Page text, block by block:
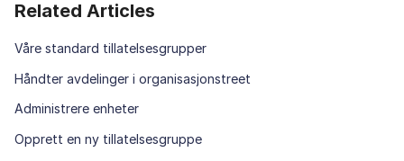
Related Articles
Våre standard tillatelsesgrupper
Håndter avdelinger i organisasjonstreet
Administrere enheter
Opprett en ny tillatelsesgruppe